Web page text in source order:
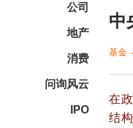
公司
地产
消费
问询风云
IPO
中
基金
在
结